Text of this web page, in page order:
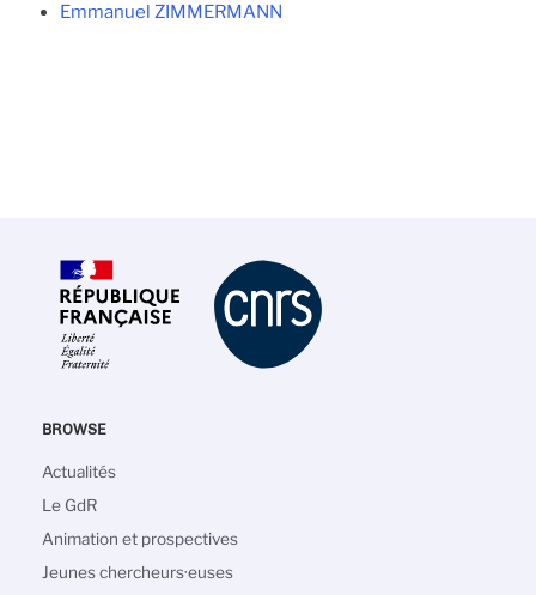
Emmanuel ZIMMERMANN
BROWSE
Navigation
principale
Actualités
Le GdR
Animation et prospectives
Jeunes chercheurs·euses